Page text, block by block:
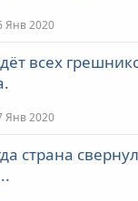
Янв 2020
всех
Янв 2020
страна